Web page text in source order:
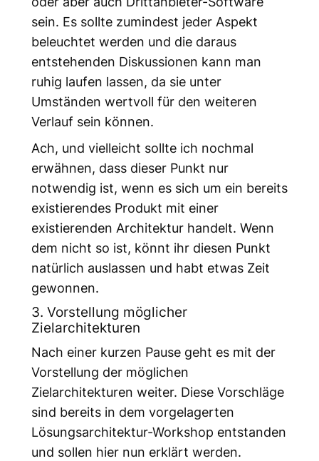
sein. Es sollte zumindest jeder Aspekt
beleuchtet werden und die daraus
entstehenden Diskussionen kann man
ruhig laufen lassen, da sie unter
Umständen wertvoll für den weiteren
Verlauf sein können.
Ach, und vielleicht sollte ich nochmal
erwähnen, dass dieser Punkt nur
notwendig ist, wenn es sich um ein bereits
existierendes Produkt mit einer
existierenden Architektur handelt. Wenn
dem nicht so ist, könnt ihr diesen Punkt
natürlich auslassen und habt etwas Zeit
gewonnen.
3. Vorstellung möglicher
Zielarchitekturen
Nach einer kurzen Pause geht es mit der
Vorstellung der möglichen
Zielarchitekturen weiter. Diese Vorschläge
sind bereits in dem vorgelagerten
Lösungsarchitektur-Workshop entstanden
und sollen hier nun erklärt werden.